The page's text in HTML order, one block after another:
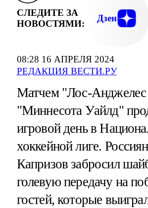
08:28 16 АПРЕЛЯ 2024
РЕДАКЦИЯ ВЕСТИ.РУ
СЛЕДИТЕ ЗА
НОВОСТЯМИ:
Дзен
Матчем "Лос-Анджелес
"Миннесота Уайлд"
игровой день в
хоккейной лиге.
Капризов забросил
голевую передачу на
гостей, которые